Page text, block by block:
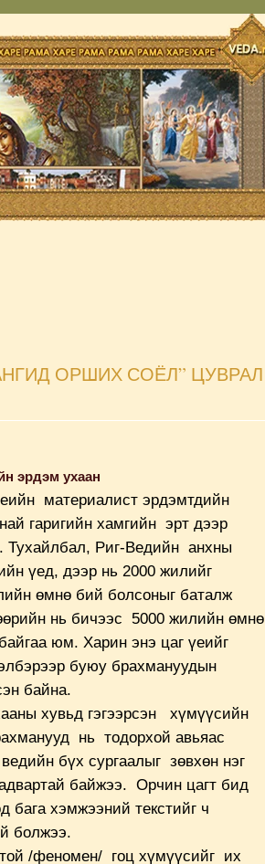
ОРШИХ СОЁЛ” ЦУВРАЛ
эрдэм ухаан
материалист эрдэмтдийн
гаригийн хамгийн эрт дээр
Риг-Ведийн анхны
үед, дээр нь 2000 жилийг
өмнө бий болсоныг баталж
нь бичээс 5000 жилийн өмнө
юм. Харин энэ цаг үеийг
буюу брахмануудын
байна.
хувьд гэгээрсэн хүмүүсийн
нь тодорхой авьяас
бүх сургаалыг зөвхөн нэг
байжээ. Орчин цагт бид
бага хэмжээний текстийг ч
болжээ.
/феномен/ гоц хүмүүсийг их